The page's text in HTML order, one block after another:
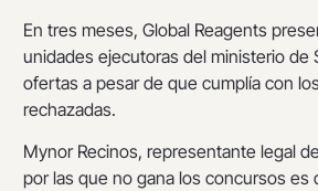
En tres meses, Global Reagents
unidades ejecutoras del ministerio de
ofertas a pesar de que cumplía con
rechazadas.
Mynor Recinos, representante legal
por las que no gana los concursos es